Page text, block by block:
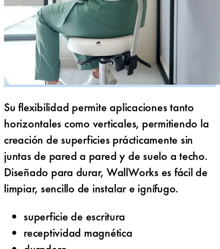
Su flexibilidad permite aplicaciones tanto
horizontales como verticales, permitiendo la
creación de superficies prácticamente sin
juntas de pared a pared y de suelo a techo.
Diseñado para durar, WallWorks es fácil de
limpiar, sencillo de instalar e ignífugo.
superficie de escritura
receptividad magnética